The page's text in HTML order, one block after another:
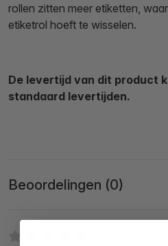
rollen zitten meer etiketten,
etiketrol hoeft te wisselen.
De levertijd van dit product
standaard levertijden.
Beoordelingen (0)